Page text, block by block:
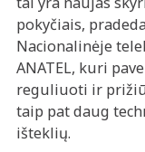
pokyčiais,
Nacionalinėje
ANATEL, kuri
reguliuoti ir
taip pat daug
išteklių.